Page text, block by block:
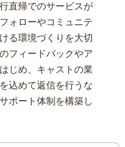
直帰でのサービスが
ォローやコミュニテ
る環境づくりを大切
フィードバックやア
じめ、キャストの業
込めて返信を行うな
ポート体制を構築し